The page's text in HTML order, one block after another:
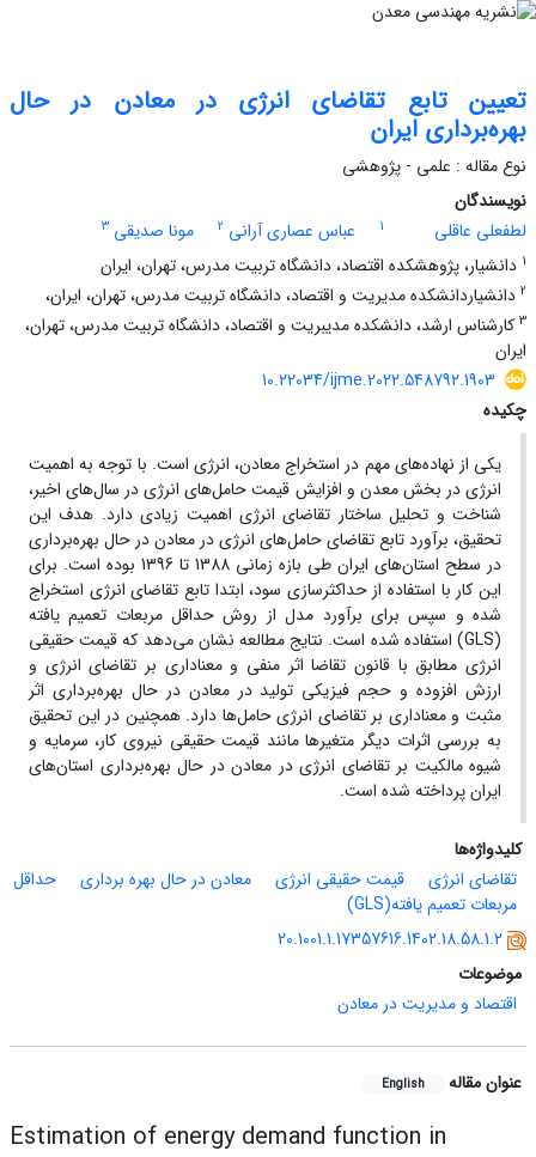
تعیین تابع تقاضای انرژی در معادن در حال
بهره‌برداری ایران
نوع مقاله : علمی - پژوهشی
نویسندگان
لطفعلی عاقلی
1 عباس عصاری آرانی 2 مونا صدیقی 3
1 دانشیار، پژوهشکده اقتصاد، دانشگاه تربیت مدرس، تهران، ایران
2 دانشیاردانشکده مدیریت و اقتصاد، دانشگاه تربیت مدرس، تهران، ایران،
3 کارشناس ارشد، دانشکده مدیبریت و اقتصاد، دانشگاه تربیت مدرس، تهران،
ایران
10.22034/ijme.2022.548792.1903
چکیده
یکی از نهاده‌های مهم در استخراج معادن، انرژی است. با توجه به اهمیت
انرژی در بخش معدن و افزایش قیمت حامل‌های انرژی در سال‌های اخیر،
شناخت و تحلیل ساختار تقاضای انرژی اهمیت زیادی دارد. هدف این
تحقیق، برآورد تابع تقاضای حامل‌های انرژی در معادن در حال بهره‌برداری
در سطح استان‌های ایران طی بازه زمانی 1388 تا 1396 بوده است. برای
این کار با استفاده از حداکثرسازی سود، ابتدا تابع تقاضای انرژی استخراج
شده و سپس برای برآورد مدل از روش حداقل مربعات تعمیم یافته
(GLS) استفاده شده است. نتایج مطالعه نشان می‌دهد که قیمت حقیقی
انرژی مطابق با قانون تقاضا اثر منفی و معناداری بر تقاضای انرژی و
ارزش افزوده و حجم فیزیکی تولید در معادن در حال بهره‌برداری اثر
مثبت و معناداری بر تقاضای انرژی حامل‌ها دارد. همچنین در این تحقیق
به بررسی اثرات دیگر متغیرها مانند قیمت حقیقی نیروی کار، سرمایه و
شیوه مالکیت بر تقاضای انرژی در معادن در حال بهره‌برداری استان‌های
ایران پرداخته شده است.
کلیدواژه‌ها
تقاضای انرژی
قیمت حقیقی انرژی معادن در حال بهره برداری
حداقل
مربعات تعمیم یافته(GLS)
20.1001.1.17357616.1402.18.58.1.2
موضوعات
اقتصاد و مدیریت در معادن
عنوان مقاله English
Estimation of energy demand function in